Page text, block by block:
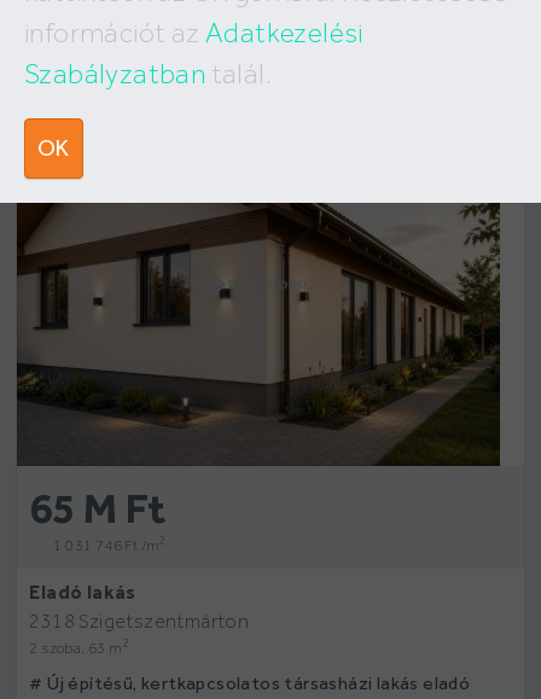
információt az Adatkezelési
Szabályzatban talál.
OK
XXII. kerület
VIII. kerület
IX. kerület
X. kerület
XX. kerület
10
65 M Ft
1 031 746 Ft /m2
Eladó lakás
2318 Szigetszentmárton
2 szoba, 63 m 2
# Új építésű, kertkapcsolatos társasházi lakás eladó